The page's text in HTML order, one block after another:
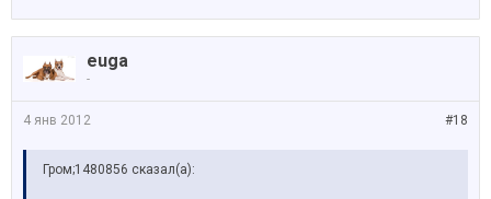
euga
-
#18
4 янв 2012
Гром;1480856 сказал(а):